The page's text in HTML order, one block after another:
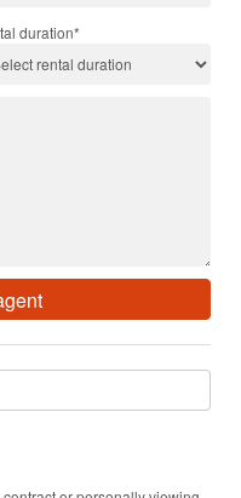
duration*